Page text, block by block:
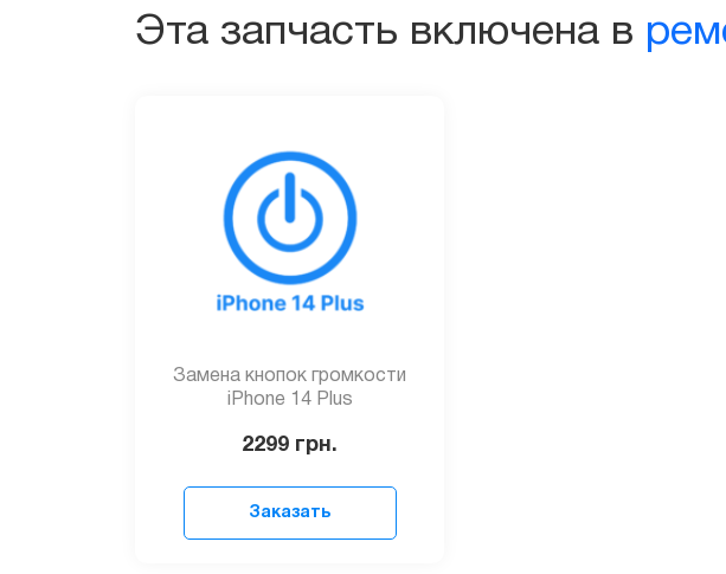
Эта запчасть включена в
Замена кнопок громкости
iPhone 14 Plus
2299 грн.
Заказать